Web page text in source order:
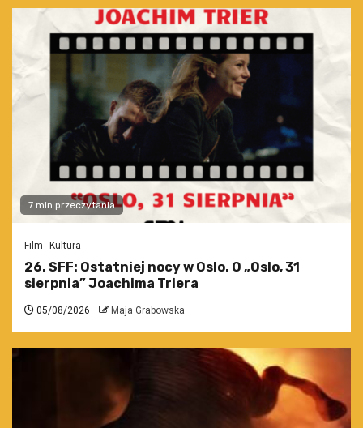
7 min przeczytania
Film Kultura
26. SFF: Ostatniej nocy w Oslo. O „Oslo, 31
sierpnia” Joachima Triera
05/08/2026 Maja Grabowska